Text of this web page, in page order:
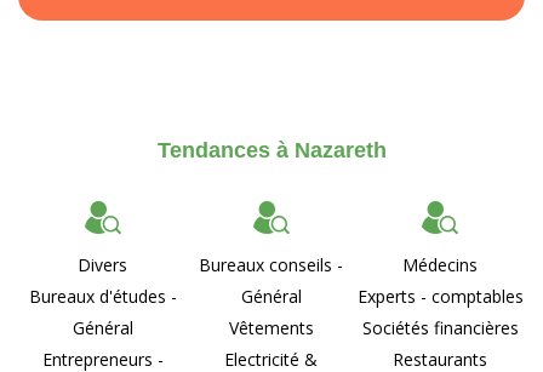
Tendances à Nazareth
Divers
Bureaux d'études -
Général
Entrepreneurs -
Bureaux conseils -
Général
Vêtements
Electricité &
Médecins
Experts - comptables
Sociétés financières
Restaurants